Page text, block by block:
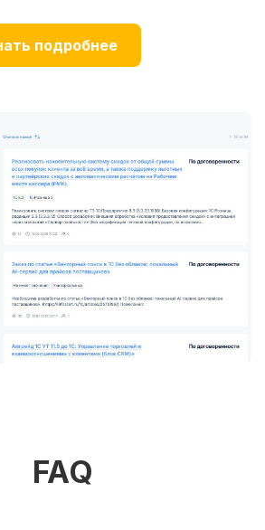
подробнее
FAQ